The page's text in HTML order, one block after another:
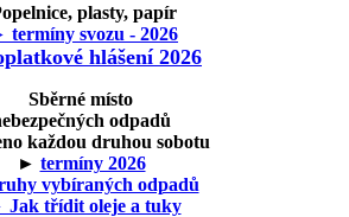
plasty, papír
termíny svozu - 2026
hlášení 2026
Sběrné místo
odpadů
každou druhou sobotu
► termíny 2026
vybíraných odpadů
Jak třídit oleje a tuky